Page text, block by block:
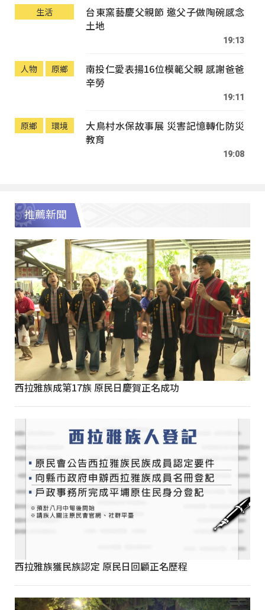
生活
台東窯藝慶父親節 邀父子做陶碗感念
土地
19:13
人物 原鄉
南投仁愛表揚16位模範父親 感謝爸爸
辛勞
19:11
原鄉 環境
大鳥村水保故事展 災害記憶轉化防災
教育
19:08
推薦新聞
西拉雅族成第17族 原民日慶賀正名成功
西拉雅族獲民族認定 原民日回顧正名歷程